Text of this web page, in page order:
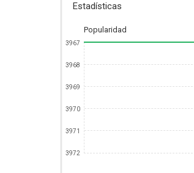
Estadísticas
Popularidad
3967
3968
3969
3970
3971
3972